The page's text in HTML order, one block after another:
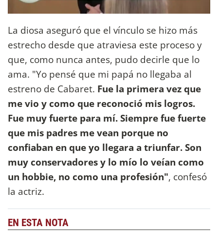
La diosa aseguró que el vínculo se hizo más
estrecho desde que atraviesa este proceso y
que, como nunca antes, pudo decirle que lo
ama. "Yo pensé que mi papá no llegaba al
estreno de Cabaret. Fue la primera vez que
me vio y como que reconoció mis logros.
Fue muy fuerte para mí. Siempre fue fuerte
que mis padres me vean porque no
confiaban en que yo llegara a triunfar. Son
muy conservadores y lo mío lo veían como
un hobbie, no como una profesión", confesó
la actriz.
EN ESTA NOTA